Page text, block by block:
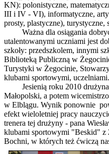
KN): polonistyczne,
III i IV - VI), informatyczne,
prosty, plastyczne),
Ważna dla osiągania
utalentowanymi uczniami jest
szkoły: przedszkolem, innymi
Biblioteką Publiczną w
Turystyki w Żegocinie,
klubami sportowymi, uczelniami.
Jesienią roku 2010 drużyna
Małopolski, a potem
w Elblągu. Wynik ponownie
efekt wieloletniej pracy
trenera tej drużyny - pana
klubami sportowymi "Beskid" z
Bochni, w których też ćwiczą